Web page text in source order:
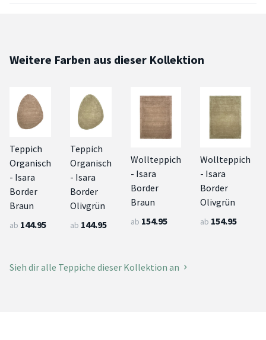
Weitere Farben aus dieser Kollektion
Teppich
Organisch
- Isara
Border
Braun
ab 144.95
Teppich
Organisch
- Isara
Border
Olivgrün
ab 144.95
Wollteppich
- Isara
Border
Braun
ab 154.95
Wollteppich
- Isara
Border
Olivgrün
ab 154.95
Sieh dir alle Teppiche dieser Kollektion an